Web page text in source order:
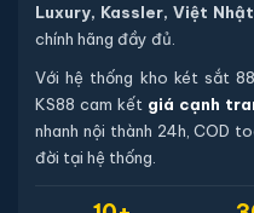
Cách 1: Bạn chọn sản
thống sẽ chuyển đến
out bạn kiểm tra lại
những thông tin đã
toán bạn cần để lại
Luxury, Kassler, Việt Nhật
chính hãng đầy đủ.
Với hệ thống kho két sắt
KS88 cam kết giá cạnh
nhanh nội thành 24h, COD
đời tại hệ thống.